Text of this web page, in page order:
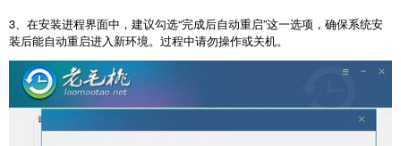
3 、在安装进程界面中，建议勾选“完成后自动重启”这一选项，确保系统安
装后能自动重启进入新环境。过程中请勿操作或关机。